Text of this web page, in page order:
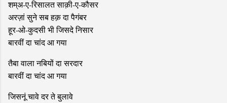
शम्अ-ए-रिसालत साक़ी-ए-कौसर
अरज़ां सुने सब हक़ दा पैगंबर
हूर-ओ-कुदसी भी जिसदे निसार
बारवीं दा चांद आ गया
तैबा वाला नबियों दा सरदार
बारवीं दा चांद आ गया
जिसनूं चावे दर ते बुलावे